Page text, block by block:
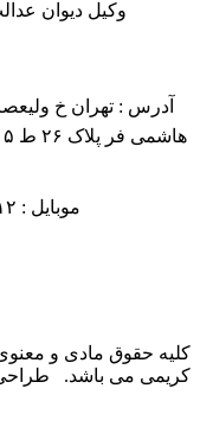
آدرس : تهران خ
هاشمی فر پلاک ۲۶ ط ۵ واحد ۲۲ (زنگ وکالت و دندانپزشکی)
موبایل :
کلیه حقوق مادی و
کریمی می باشد.